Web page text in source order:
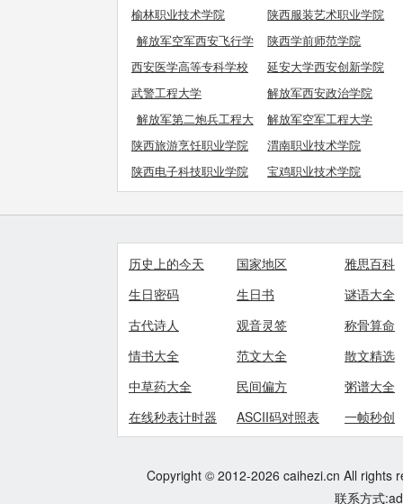
机电学院
工学院
榆林职业技术学院
陕西服装艺术职业学院
解放军空军西安飞行学
院
陕西学前师范学院
西安医学高等专科学校
延安大学西安创新学院
武警工程大学
解放军西安政治学院
解放军第二炮兵工程大
学
解放军空军工程大学
陕西旅游烹饪职业学院
渭南职业技术学院
陕西电子科技职业学院
宝鸡职业技术学院
历史上的今天 国家地区
雅思百科
生日密码
生日书
谜语大全
古代诗人
观音灵签
称骨算命
情书大全
范文大全
散文精选
中草药大全
民间偏方
粥谱大全
在线秒表计时器
ASCII码对照表 一帧秒创
Copyright © 2012-2026 caihezi.cn All rights
联系方式